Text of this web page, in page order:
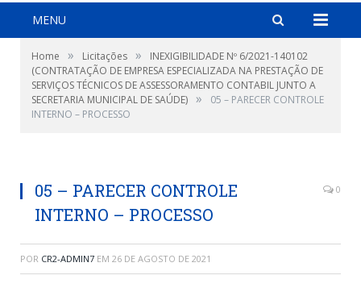
MENU
Home » Licitações »
INEXIGIBILIDADE Nº 6/2021-140102
(CONTRATAÇÃO DE EMPRESA ESPECIALIZADA NA PRESTAÇÃO DE
SERVIÇOS TÉCNICOS DE ASSESSORAMENTO CONTABIL JUNTO A
SECRETARIA MUNICIPAL DE SAÚDE) »
05 – PARECER CONTROLE
INTERNO – PROCESSO
05 – PARECER CONTROLE
INTERNO – PROCESSO
0
POR CR2-ADMIN7 EM 26 DE AGOSTO DE 2021